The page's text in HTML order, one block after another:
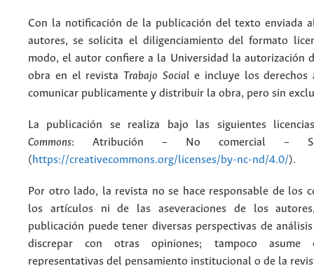
Con la notificación de la publicación del texto enviada
autores, se solicita el diligenciamiento del formato
modo, el autor confiere a la Universidad la autorización
obra en el revistaTrabajo Social e incluye los derechos
comunicar publicamente y distribuir la obra, pero sin
La publicación se realiza bajo las siguientes
Commons: Atribución – No comercial –
(https://creativecommons.org/licenses/by-nc-nd/4.0/).
Por otro lado, la revista no se hace responsable de los
los artículos ni de las aseveraciones de los
publicación puede tener diversas perspectivas de
discrepar con otras opiniones; tampoco asume
representativas del pensamiento institucional o de la